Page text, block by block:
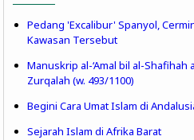
Pedang 'Excalibur' Spanyol,
Kawasan Tersebut
Manuskrip al-‘Amal bil al-
Zurqalah (w. 493/1100)
Begini Cara Umat Islam di
Sejarah Islam di Afrika Barat